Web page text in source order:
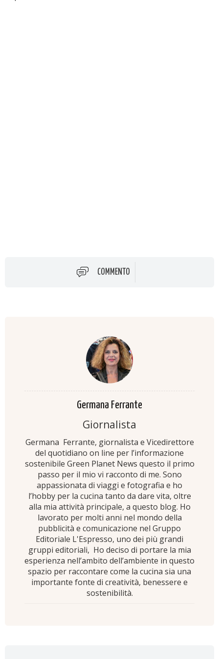
COMMENTO
Germana Ferrante
Giornalista
Germana Ferrante, giornalista e Vicedirettore
del quotidiano on line per l’informazione
sostenibile Green Planet News questo il primo
passo per il mio vi racconto di me. Sono
appassionata di viaggi e fotografia e ho
l’hobby per la cucina tanto da dare vita, oltre
alla mia attività principale, a questo blog. Ho
lavorato per molti anni nel mondo della
pubblicità e comunicazione nel Gruppo
Editoriale L'Espresso, uno dei più grandi
gruppi editoriali, Ho deciso di portare la mia
esperienza nell’ambito dell’ambiente in questo
spazio per raccontare come la cucina sia una
importante fonte di creatività, benessere e
sostenibilità.